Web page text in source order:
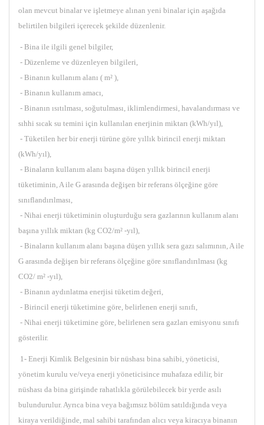
olan mevcut binalar ve işletmeye alınan yeni binalar için aşağıda
belirtilen bilgileri içerecek şekilde düzenlenir.
- Bina ile ilgili genel bilgiler,
- Düzenleme ve düzenleyen bilgileri,
- Binanın kullanım alanı ( m² ),
- Binanın kullanım amacı,
- Binanın ısıtılması, soğutulması, iklimlendirmesi, havalandırması ve
sıhhi sıcak su temini için kullanılan enerjinin miktarı (kWh/yıl),
- Tüketilen her bir enerji türüne göre yıllık birincil enerji miktarı
(kWh/yıl),
- Binaların kullanım alanı başına düşen yıllık birincil enerji
tüketiminin, A ile G arasında değişen bir referans ölçeğine göre
sınıflandırılması,
- Nihai enerji tüketiminin oluşturduğu sera gazlarının kullanım alanı
başına yıllık miktarı (kg CO2/m² -yıl),
- Binaların kullanım alanı başına düşen yıllık sera gazı salımının, A ile
G arasında değişen bir referans ölçeğine göre sınıflandırılması (kg
CO2/ m² -yıl),
- Binanın aydınlatma enerjisi tüketim değeri,
- Birincil enerji tüketimine göre, belirlenen enerji sınıfı,
- Nihai enerji tüketimine göre, belirlenen sera gazları emisyonu sınıfı
gösterilir.
1- Enerji Kimlik Belgesinin bir nüshası bina sahibi, yöneticisi,
yönetim kurulu ve/veya enerji yöneticisince muhafaza edilir, bir
nüshası da bina girişinde rahatlıkla görülebilecek bir yerde asılı
bulundurulur. Ayrıca bina veya bağımsız bölüm satıldığında veya
kiraya verildiğinde, mal sahibi tarafından alıcı veya kiracıya binanın